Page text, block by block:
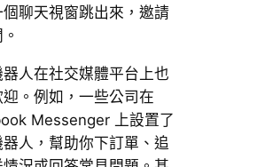
聊天視窗跳出來，邀請
人在社交媒體平台上也
。例如，一些公司在
Messenger 上設置了
人，幫助你下訂單、追